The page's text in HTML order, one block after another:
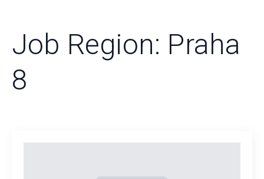
Job Region: Praha
8